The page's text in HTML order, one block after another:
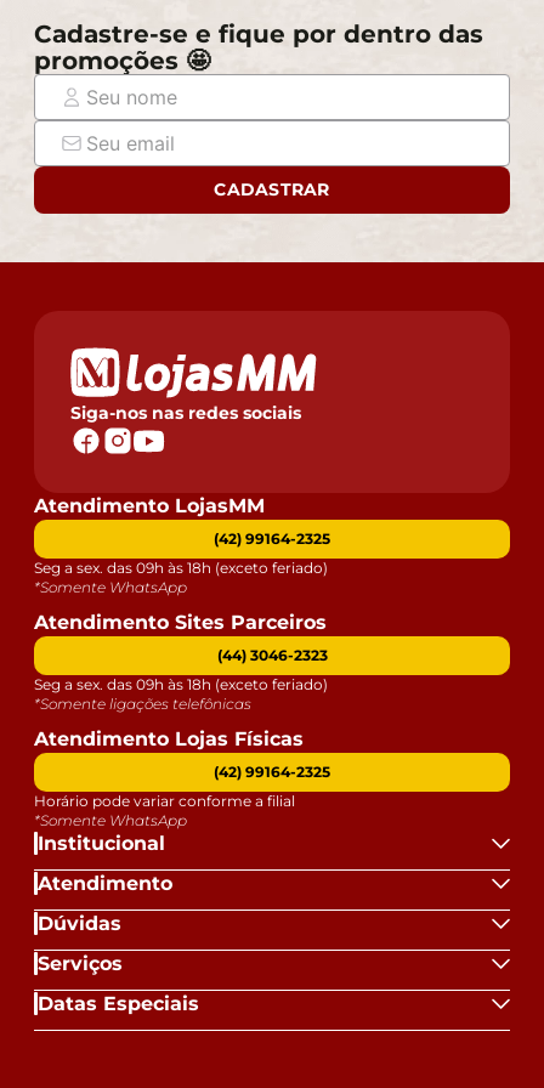
- A nossa loja se responsabilizará pela entrega dos
produtos adquiridos até a porta de entrada ou portaria
do endereço indicado.
- Não nos responsabilizamos, no ato da entrega, por
montagens, desmontagens e instalações de produtos,
bem como, por subir ou descer escadas/elevadores ou
pela utilização de guinchos ou equipamentos similares
para acesso a pisos superiores em apartamentos, casas
por elevadores, portas, escadas e/ou corredores,
evitando assim futuros desagrados ou imprevistos
com a entrega do produto.
Cadastre-se e fique por dentro das
promoções 🤩
CADASTRAR
Siga-nos nas redes sociais
Institucional
Atendimento
Dúvidas
Serviços
Datas Especiais
Atendimento LojasMM
(42) 99164-2325
Seg a sex. das 09h às 18h (exceto feriado)
*Somente WhatsApp
Atendimento Sites Parceiros
(44) 3046-2323
Seg a sex. das 09h às 18h (exceto feriado)
*Somente ligações telefônicas
Atendimento Lojas Físicas
(42) 99164-2325
Horário pode variar conforme a filial
*Somente WhatsApp